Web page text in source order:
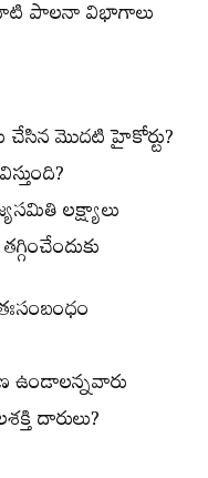
నాటి పాలనా విభాగాలు
మొదటి హైకోర్టు?
లక్ష్యాలు
ఉండాలన్నవారు
దారులు?